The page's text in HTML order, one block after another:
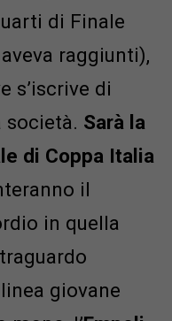
di Finale
raggiunti),
s’iscrive di
Sarà la
di Coppa Italia
il
in quella
giovane